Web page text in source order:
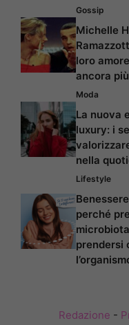
Gossip
Michelle
loro
ancora
Moda
La nuova
luxury: i
nella
Lifestyle
perché
prendersi
Redazione -